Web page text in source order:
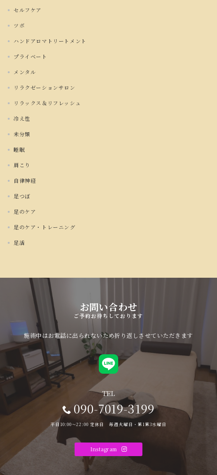
セルフケア
ツボ
ハンドアロマトリートメント
プライベート
メンタル
リラクゼーションサロン
リラックス＆リフレッシュ
冷え性
未分類
睡眠
肩こり
自律神経
足つぼ
足のケア
足のケア・トレーニング
足活
お問い合わせ
ご予約お待ちしております
施術中はお電話に出られないため折り返しさせていただきます
TEL
090-7019-3199
平日10:00〜22:00 定休日 毎週火曜日・第1第3水曜日
Instagram